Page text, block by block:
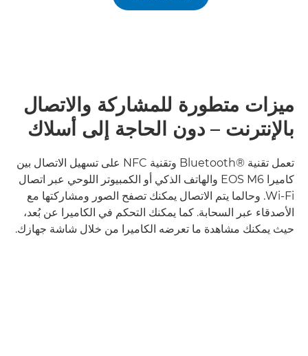
ميزات متطورة للمشاركة والاتصال
بالإنترنت – دون الحاجة إلى أسلاك
تعمل تقنية Bluetooth®‎ وتقنية NFC على تسهيل الاتصال بين
كاميرا EOS M6 والهاتف الذكي أو الكمبيوتر اللوحي عبر اتصال
Wi-Fi. وحالما يتم الاتصال يمكنك تصفح الصور ومشاركتها مع
الأصدقاء عبر السحابة. كما يمكنك التحكم في الكاميرا عن بُعد،
حيث يمكنك مشاهدة ما تعرضه الكاميرا من خلال شاشة جهازك.